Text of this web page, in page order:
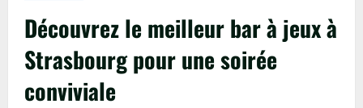
Découvrez le meilleur bar à jeux à
Strasbourg pour une soirée
conviviale